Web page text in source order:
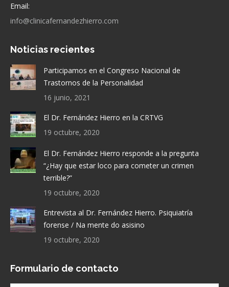
Email:
info@clinicafernandezhierro.com
Noticias recientes
Participamos en el Congreso Nacional de
Trastornos de la Personalidad
16 junio, 2021
El Dr. Fernández Hierro en la CRTVG
19 octubre, 2020
El Dr. Fernández Hierro responde a la pregunta
“¿Hay que estar loco para cometer un crimen
terrible?”
19 octubre, 2020
Entrevista al Dr. Fernández Hierro. Psiquiatría
forense / Na mente do asisino
19 octubre, 2020
Formulario de contacto